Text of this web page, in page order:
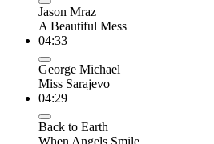
Jason Mraz
A Beautiful Mess
04:33
George Michael
Miss Sarajevo
04:29
Back to Earth
When Angels Smile